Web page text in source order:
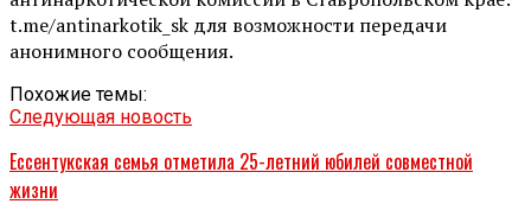
t.me/antinarkotik_sk для возможности передачи
анонимного сообщения.
Похожие темы:
Следующая новость
Ессентукская семья отметила 25-летний юбилей совместной
жизни